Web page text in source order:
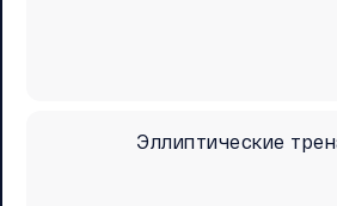
Эллиптические